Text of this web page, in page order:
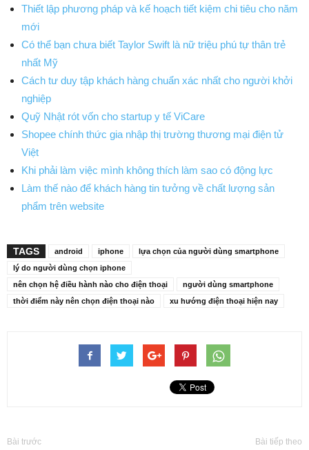
Thiết lập phương pháp và kế hoạch tiết kiệm chi tiêu cho năm
mới
Có thể bạn chưa biết Taylor Swift là nữ triệu phú tự thân trẻ
nhất Mỹ
Cách tư duy tập khách hàng chuẩn xác nhất cho người khởi
nghiệp
Quỹ Nhật rót vốn cho startup y tế ViCare
Shopee chính thức gia nhập thị trường thương mại điện tử
Việt
Khi phải làm việc mình không thích làm sao có động lực
Làm thế nào để khách hàng tin tưởng về chất lượng sản
phẩm trên website
TAGS android iphone
lựa chọn của người dùng smartphone
lý do người dùng chọn iphone
nên chọn hệ điều hành nào cho điện thoại
người dùng smartphone
thời điểm này nên chọn điện thoại nào
xu hướng điện thoại hiện nay
Bài trước Bài tiếp theo